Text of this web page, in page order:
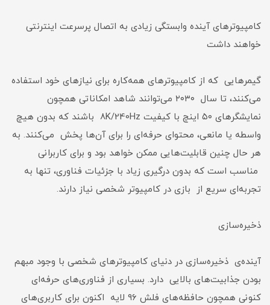
کامپیوترهای آینده وابستگی زیادی به اتصال پرسرعت اینترنتی
خواهند داشت
گیمرهایی که از کامپیوترهای همه‌کاره برای نیازهای خود استفاده
می‌کنند، تا سال ۲۰۳۰ می‌توانند شاهد امکاناتی همچون
نمایشگرهای ۵۰ اینچ با کیفیت 8K/240Hz باشند که بدون هیچ
واسطه یا مانعی، محتوای حرفه‌ای را برای آن‌ها پخش می‌کنند. به‌
هر حال چنین قابلیت‌هایی ممکن خواهد بود و برای کاربرانی
مناسب است که بدون درگیری زیاد با جزئیات فناوری، تنها به
تجربه‌ای سریع از بازی در کامپیوتر شخصی نیاز دارند.
ذخیره‌سازی
آینده‌ی ذخیره‌سازی در دنیای کامپیوترهای شخصی با وجود مبهم
بودن جذابیت‌های بالایی دارد. بسیاری از فناوری‌های حرفه‌ای
کنونی همچون حافظه‌های فلش ۹۶ لایه اکنون برای کاربری‌های